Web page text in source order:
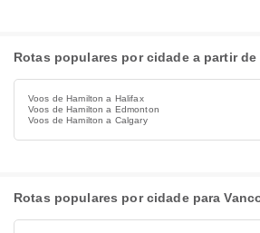
Rotas populares por cidade a partir de
Voos de Hamilton a Halifax
Voos de Hamilton a Edmonton
Voos de Hamilton a Calgary
Rotas populares por cidade para